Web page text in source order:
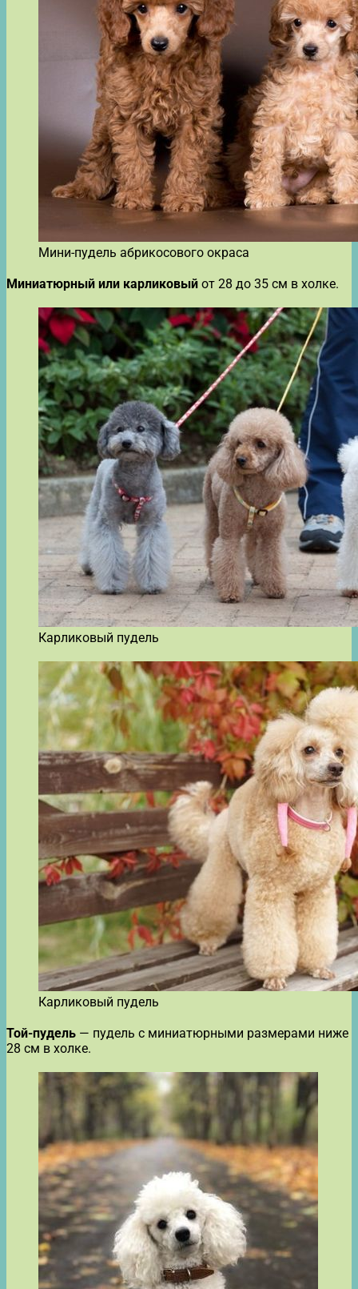
Мини-пудель абрикосового окраса
Миниатюрный или карликовый от 28 до 35 см в холке.
Карликовый пудель
Карликовый пудель
Той-пудель — пудель с миниатюрными размерами ниже
28 см в холке.